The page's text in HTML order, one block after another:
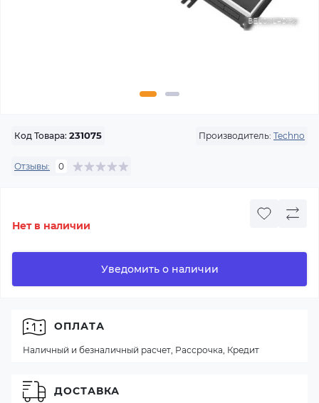
Код Товара: 231075 Производитель: Techno
Отзывы: 0
Нет в наличии
Уведомить о наличии
ОПЛАТА
Наличный и безналичный расчет, Рассрочка, Кредит
ДОСТАВКА